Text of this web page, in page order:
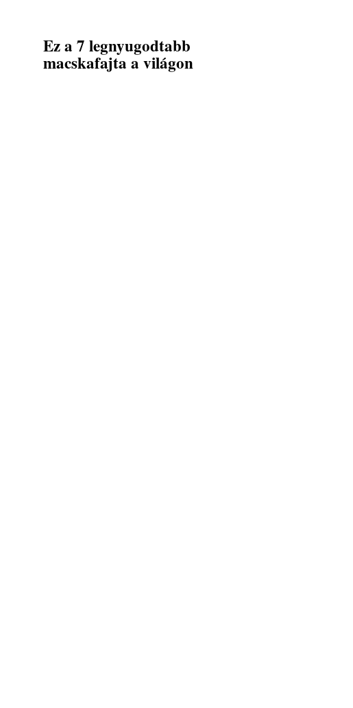
Ez a 7 legnyugodtabb
macskafajta a világon